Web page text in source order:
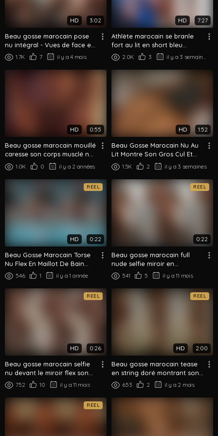
HD 3:02
Beau gosse marocain pose
nu intégral - Vues de face et
de dos
1.7K 7 il y a 4 mois
HD 7:27
Athlète marocain se branle
fort au lit en short bleu
session solo
2.0K 3 il y a 3 semaines
HD 0:55
Beau gosse marocain mouillé
caresse son corps musclé nu
en gros plan
1.0K 0 il y a 2 années
HD 1:52
Beau Gosse Marocain Nu Au
Lit Montre Son Gros Cul Et
Son Corps
1.5K 2 il y a 3 semaines
REEL
HD 0:22
Beau Gosse Marocain Torse
Nu Flex En Maillot De Bain
Ambiance Piscine
546 1 il y a 1 année
REEL
0:22
Beau gosse marocain full
nude selfie miroir en
soulevant son t-shirt
541 5 il y a 11 mois
REEL
HD 0:26
Beau gosse marocain selfie
nu devant le miroir flex son
corps athlétique
752 10 il y a 11 mois
REEL
HD 2:00
Beau gosse marocain tease
en string doré montrant son
cul rond dans la salle de bain
653 2 il y a 2 mois
REEL